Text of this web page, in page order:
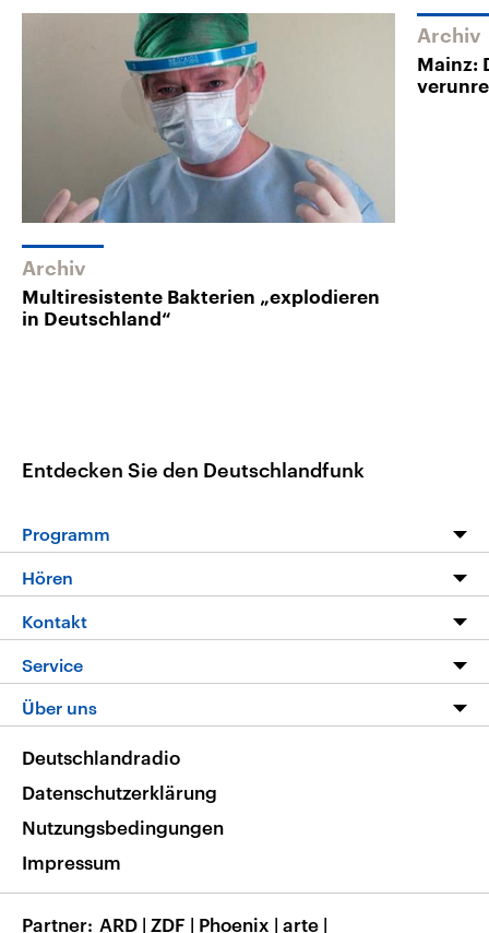
Archiv
Multiresistente Bakterien „explodieren
in Deutschland“
Archiv
Mainz:
Entdecken Sie den Deutschlandfunk
Programm
Die Nachrichten
Nachrichtenleicht
Neue Beiträge auf dlf.de
Hören
Livestream
Podcasts
Deutschlandfunk App
Nachrichten App
Frequenzen
Kontakt
Service
FAQ
Veranstaltungen
Musikliste
RSS
Über uns
Barrierefreiheit
Deutschlandradio
Datenschutzerklärung
Nutzungsbedingungen
Impressum
Partner ARD | ZDF | Phoenix | arte |